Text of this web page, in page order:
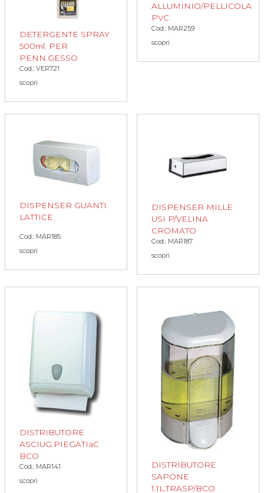
DETERGENTE SPRAY
500ml. PER
PENN.GESSO
Cod.: VER721
scopri
ALLUMINIO/PELLICOLA
PVC
Cod.: MAR259
scopri
DISPENSER GUANTI
LATTICE
Cod.: MAR185
scopri
DISPENSER MILLE
USI P/VELINA
CROMATO
Cod.: MAR187
scopri
DISTRIBUTORE
ASCIUG.PIEGATIaC
BCO
Cod.: MAR141
scopri
DISTRIBUTORE
SAPONE
1.1L.TRASP/BCO